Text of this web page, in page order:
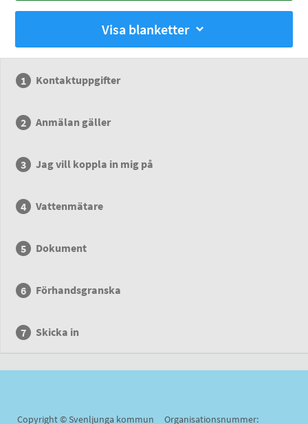
Visa blanketter
Kontaktuppgifter
Anmälan gäller
Jag vill koppla in mig på
Vattenmätare
Dokument
Förhandsgranska
Skicka in
Copyright © Svenljunga kommun Organisationsnummer: